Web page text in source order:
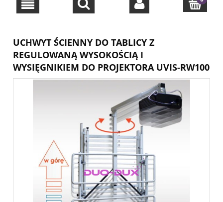
UCHWYT ŚCIENNY DO TABLICY Z
REGULOWANĄ WYSOKOŚCIĄ I
WYSIĘGNIKIEM DO PROJEKTORA UVIS-RW100